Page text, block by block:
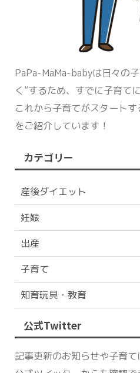
PaPa-MaMa-babyは日々の
く”するため、すでに子育て
これから子育てがスタート
をご紹介しています！
カテゴリー
産後ダイエット
妊娠
出産
子育て
知育玩具・教育
公式Twitter
記事更新のお知らせや子育